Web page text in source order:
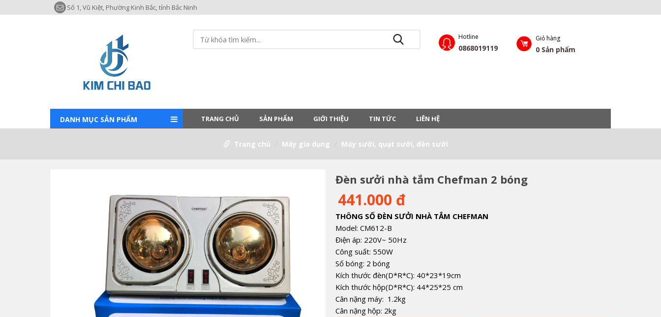
Số 1, Vũ Kiệt, Phường Kinh Bắc, tỉnh Bắc Ninh
Hotline
0868019119
Giỏ hàng
0 Sản phẩm
DANH MỤC SẢN PHẨM TRANG CHỦ SẢN PHẨM GIỚI THIỆU TIN TỨC LIÊN HỆ
Trang chủ Máy gia dụng Máy sưởi, quạt sưởi, đèn sưởi
Đèn sưởi nhà tắm Chefman 2 bóng
441.000 đ
THÔNG SỐ ĐÈN SƯỞI NHÀ TẮM CHEFMAN
Model: CM612-B
Điện áp: 220V~ 50Hz
Công suất: 550W
Số bóng: 2 bóng
Kích thước đèn(D*R*C): 40*23*19cm
Kích thước hộp(D*R*C): 44*25*25 cm
Cân nặng máy: 1.2kg
Cân nặng hộp: 2kg